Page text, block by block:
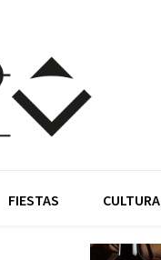
FIESTAS CULTURA